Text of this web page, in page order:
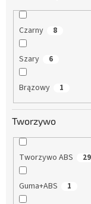
Czarny 8
Szary 6
Brązowy 1
Tworzywo
Tworzywo ABS 29
Guma+ABS 1